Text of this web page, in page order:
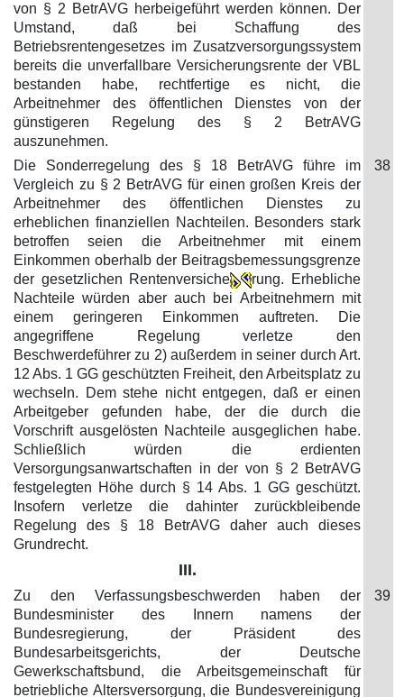
von § 2 BetrAVG herbeigeführt werden können. Der
Umstand, daß bei Schaffung des
Betriebsrentengesetzes im Zusatzversorgungssystem
bereits die unverfallbare Versicherungsrente der VBL
bestanden habe, rechtfertige es nicht, die
Arbeitnehmer des öffentlichen Dienstes von der
günstigeren Regelung des § 2 BetrAVG
auszunehmen.
Die Sonderregelung des § 18 BetrAVG führe im
Vergleich zu § 2 BetrAVG für einen großen Kreis der
Arbeitnehmer des öffentlichen Dienstes zu
erheblichen finanziellen Nachteilen. Besonders stark
betroffen seien die Arbeitnehmer mit einem
Einkommen oberhalb der Beitragsbemessungsgrenze
der gesetzlichen Rentenversiche
rung. Erhebliche
Nachteile würden aber auch bei Arbeitnehmern mit
einem geringeren Einkommen auftreten. Die
angegriffene Regelung verletze den
Beschwerdeführer zu 2) außerdem in seiner durch Art.
12 Abs. 1 GG geschützten Freiheit, den Arbeitsplatz zu
wechseln. Dem stehe nicht entgegen, daß er einen
Arbeitgeber gefunden habe, der die durch die
Vorschrift ausgelösten Nachteile ausgeglichen habe.
Schließlich würden die erdienten
Versorgungsanwartschaften in der von § 2 BetrAVG
festgelegten Höhe durch § 14 Abs. 1 GG geschützt.
Insofern verletze die dahinter zurückbleibende
Regelung des § 18 BetrAVG daher auch dieses
Grundrecht.
38
III.
Zu den Verfassungsbeschwerden haben der
Bundesminister des Innern namens der
Bundesregierung, der Präsident des
Bundesarbeitsgerichts, der Deutsche
Gewerkschaftsbund, die Arbeitsgemeinschaft für
betriebliche Altersversorgung, die Bundesvereinigung
39